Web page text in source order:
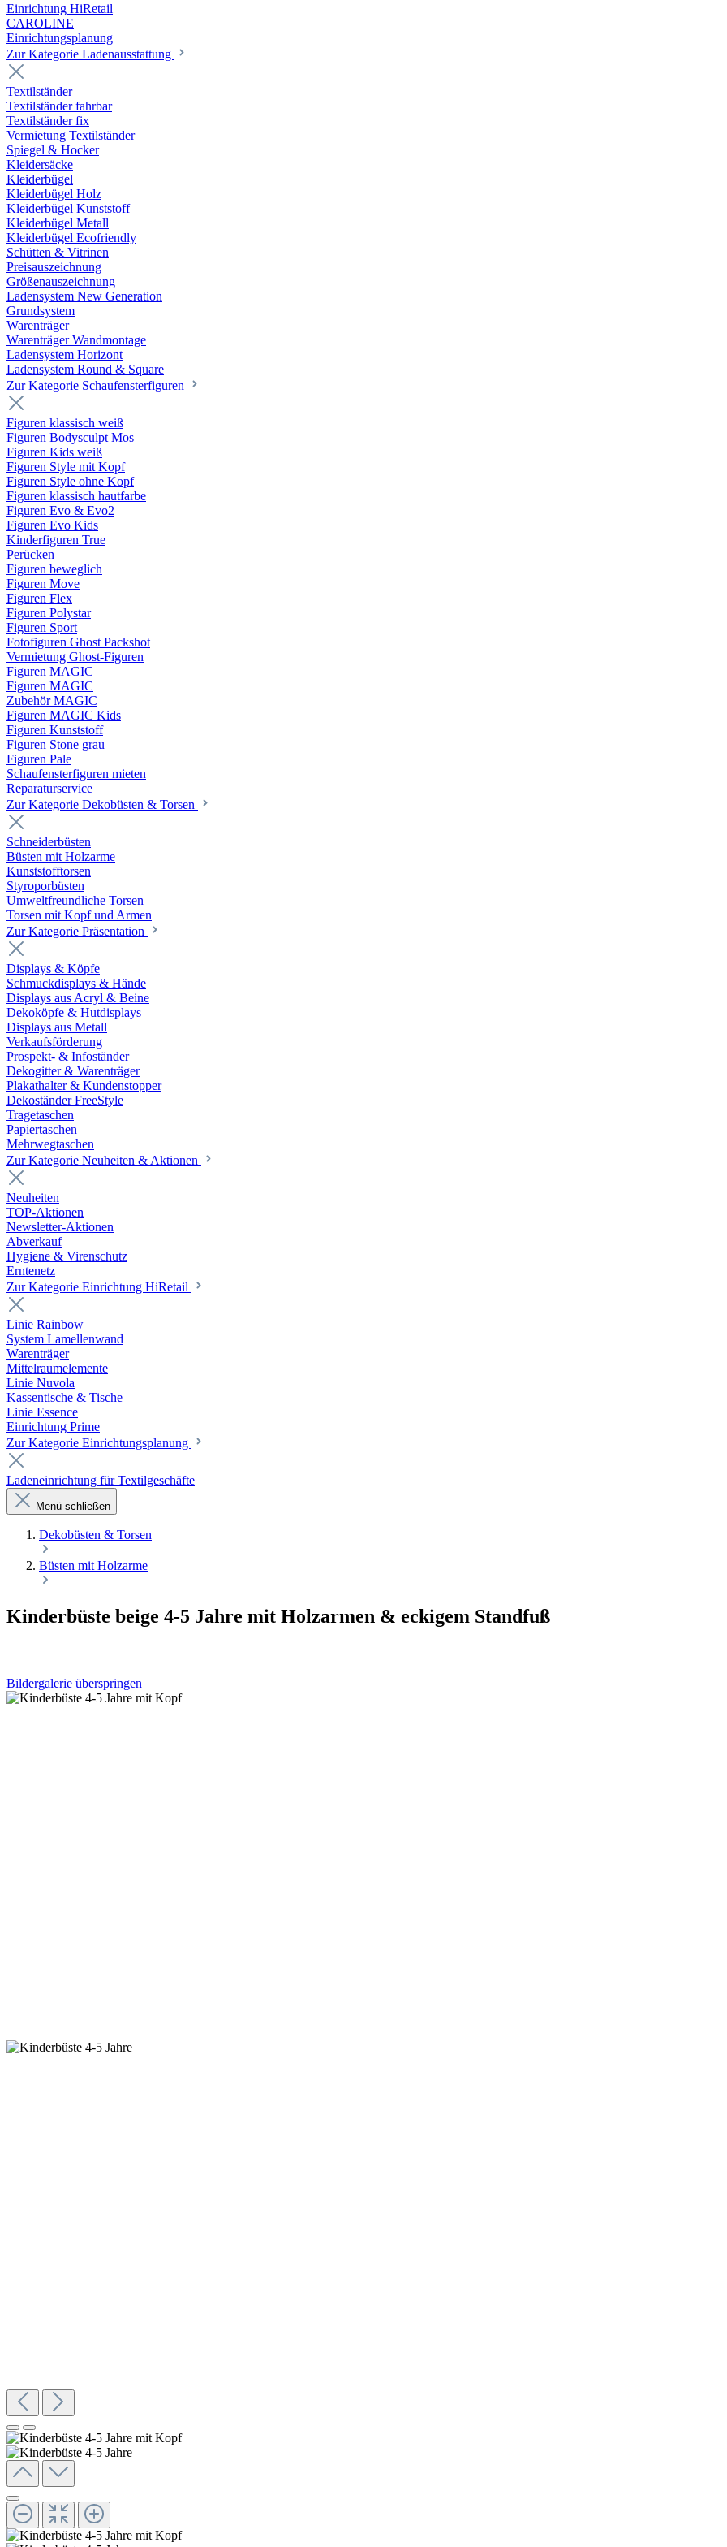
Einrichtung HiRetail
CAROLINE
Einrichtungsplanung
Zur Kategorie Laden­ausstattung
Textilständer
Textilständer fahrbar
Textilständer fix
Vermietung Textilständer
Spiegel & Hocker
Kleidersäcke
Kleiderbügel
Kleiderbügel Holz
Kleiderbügel Kunststoff
Kleiderbügel Metall
Kleiderbügel Ecofriendly
Schütten & Vitrinen
Preisauszeichnung
Größenauszeichnung
Ladensystem New Generation
Grundsystem
Warenträger
Warenträger Wandmontage
Ladensystem Horizont
Ladensystem Round & Square
Zur Kategorie Schaufenster­figuren
Figuren klassisch weiß
Figuren Bodysculpt Mos
Figuren Kids weiß
Figuren Style mit Kopf
Figuren Style ohne Kopf
Figuren klassisch hautfarbe
Figuren Evo & Evo2
Figuren Evo Kids
Kinderfiguren True
Perücken
Figuren beweglich
Figuren Move
Figuren Flex
Figuren Polystar
Figuren Sport
Fotofiguren Ghost Packshot
Vermietung Ghost-Figuren
Figuren MAGIC
Figuren MAGIC
Zubehör MAGIC
Figuren MAGIC Kids
Figuren Kunststoff
Figuren Stone grau
Figuren Pale
Schaufensterfiguren mieten
Reparaturservice
Zur Kategorie Dekobüsten & Torsen
Schneiderbüsten
Büsten mit Holzarme
Kunststofftorsen
Styroporbüsten
Umweltfreundliche Torsen
Torsen mit Kopf und Armen
Zur Kategorie Präsentation
Displays & Köpfe
Schmuckdisplays & Hände
Displays aus Acryl & Beine
Dekoköpfe & Hutdisplays
Displays aus Metall
Verkaufsförderung
Prospekt- & Infoständer
Dekogitter & Warenträger
Plakathalter & Kundenstopper
Dekoständer FreeStyle
Tragetaschen
Papiertaschen
Mehrwegtaschen
Zur Kategorie Neuheiten & Aktionen
Neuheiten
TOP-Aktionen
Newsletter-Aktionen
Abverkauf
Hygiene & Virenschutz
Erntenetz
Zur Kategorie Einrichtung HiRetail
Linie Rainbow
System Lamellenwand
Warenträger
Mittelraumelemente
Linie Nuvola
Kassentische & Tische
Linie Essence
Einrichtung Prime
Zur Kategorie Einrichtungsplanung
Ladeneinrichtung für Textilgeschäfte
Menü schließen
Dekobüsten & Torsen
Büsten mit Holzarme
Kinderbüste beige 4-5 Jahre mit Holzarmen & eckigem Standfuß
Bildergalerie überspringen